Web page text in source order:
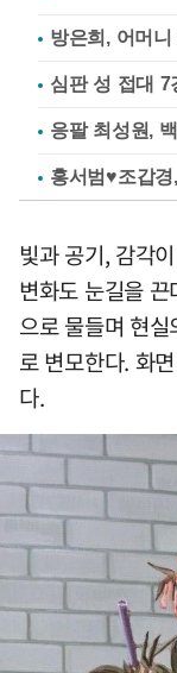
방은희, 어머
심판 성 접대
응팔 최성원,
홍서범♥조갑
빛과 공기, 감각
변화도 눈길을
으로 물들며 현
로 변모한다. 화
다.